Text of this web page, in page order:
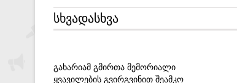
ᲡᲮᲕᲐᲓᲐᲡᲮᲕᲐ
ᲒᲐᲮᲐᲠᲘᲐᲛ ᲒᲛᲘᲠᲗᲐ ᲛᲔᲛᲝᲠᲘᲐᲚᲘ
ᲧᲕᲐᲕᲘᲚᲔᲑᲘᲡ ᲒᲕᲘᲠᲒᲕᲘᲜᲘᲗ ᲨᲔᲐᲛᲙᲝ